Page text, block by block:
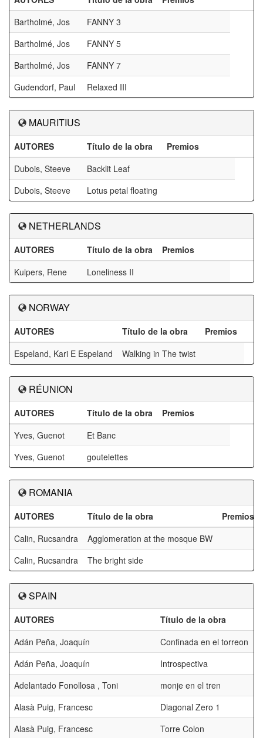
Bartholmé, Jos
FANNY 3
Bartholmé, Jos
FANNY 5
Bartholmé, Jos
FANNY 7
Gudendorf, Paul
Relaxed III
MAURITIUS
AUTORES Título de la obra
Premios
Dubois, Steeve
Backlit Leaf
Dubois, Steeve
Lotus petal floating
NETHERLANDS
AUTORES Título de la obra
Premios
Kuipers, Rene
Loneliness II
NORWAY
AUTORES Título de la obra
Premios
Espeland, Kari E Espeland
Walking in The twist
RÉUNION
AUTORES Título de la obra
Premios
Yves, Guenot
Et Banc
Yves, Guenot
goutelettes
ROMANIA
AUTORES Título de la obra
Premios
Calin, Rucsandra
Agglomeration at the mosque BW
Calin, Rucsandra
The bright side
SPAIN
AUTORES
Título de la obra
Adán Peña, Joaquín
Confinada en el torreon
Adán Peña, Joaquín
Introspectiva
Adelantado Fonollosa , Toni
monje en el tren
Alasà Puig, Francesc
Diagonal Zero 1
Alasà Puig, Francesc
Torre Colon